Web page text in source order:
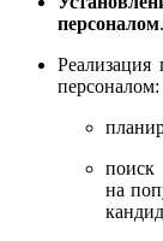
персоналом.
персоналом:
поиск
на